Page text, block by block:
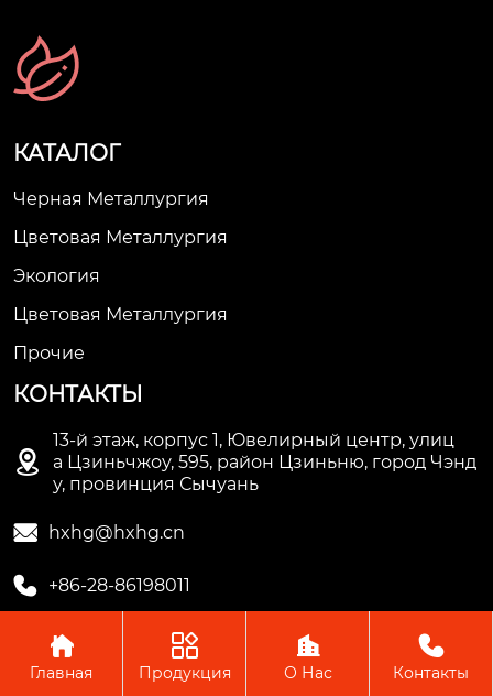
КАТАЛОГ
Черная Металлургия
Цветовая Металлургия
Экология
Цветовая Металлургия
Прочие
КОНТАКТЫ

13-й этаж, корпус 1, Ювелирный центр, улиц
а Цзиньчжоу, 595, район Цзиньню, город Чэнд
у, провинция Сычуань
 hxhg@hxhg.cn
 +86-28-86198011
Copyright © ООО Чэнду Ичжи Технолоджи

Главная

Продукция

О Нас

Контакты
Пожалуйста, оставьте нам сообщение